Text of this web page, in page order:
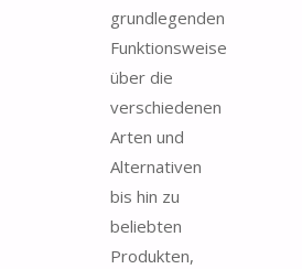
grundlegenden
Funktionsweise
über die
verschiedenen
Arten und
Alternativen
bis hin zu
beliebten
Produkten,